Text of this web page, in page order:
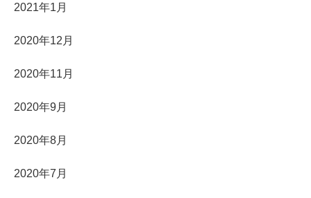
2021年1月
2020年12月
2020年11月
2020年9月
2020年8月
2020年7月